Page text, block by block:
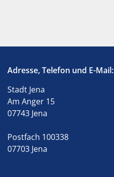
Adresse, Telefon und E-Mail:
Stadt Jena
Am Anger 15
07743 Jena
Postfach 100338
07703 Jena